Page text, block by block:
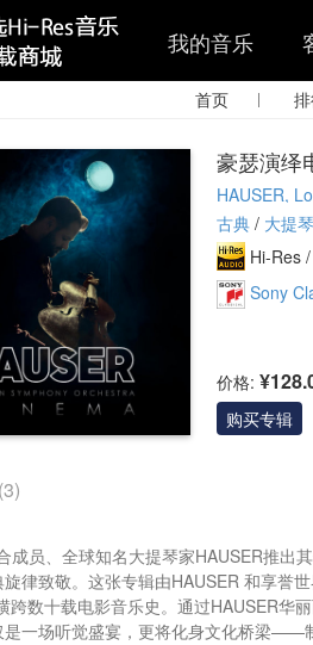
我的音乐
首页 |
豪瑟演绎
HAUSER,
古典 / 大提琴
Hi-Res /
Sony
价格:
购买专辑
3)
成员、全球知名大提琴家HAUSER推出
律致敬。这张专辑由HAUSER 和享誉
跨数十载电影音乐史。通过HAUSER华
是一场听觉盛宴，更将化身文化桥梁——